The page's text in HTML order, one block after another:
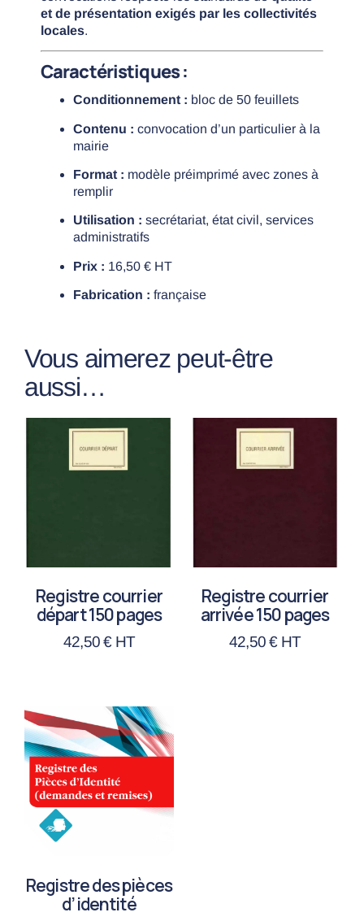
et de présentation exigés par les collectivités
locales.
Caractéristiques :
Conditionnement : bloc de 50 feuillets
Contenu : convocation d’un particulier à la
mairie
Format : modèle préimprimé avec zones à
remplir
Utilisation : secrétariat, état civil, services
administratifs
Prix : 16,50 € HT
Fabrication : française
Vous aimerez peut-être
aussi…
Registre courrier
départ 150 pages
42,50€ HT
Registre courrier
arrivée 150 pages
42,50€ HT
Registre des pièces
d’identité